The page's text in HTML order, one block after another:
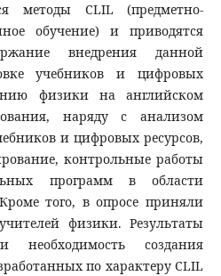
методы CLIL (предметно-
обучение) и приводятся
внедрения данной
учебников и цифровых
физики на английском
наряду с анализом
и цифровых ресурсов,
контрольные работы
программ в области
того, в опросе приняли
физики. Результаты
необходимость создания
по характеру CLIL